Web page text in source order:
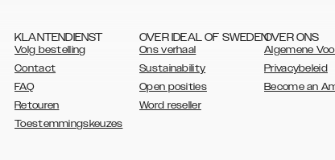
KLANTENDIENST
Volg bestelling
Contact
FAQ
Retouren
Toestemmingskeuzes
OVER IDEAL OF SWEDEN
Ons verhaal
Sustainability
Open posities
Word reseller
OVER ONS
Algemene
Privacybeleid
Become an
AUSTRALIA